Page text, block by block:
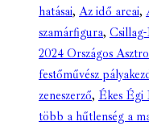
hatásai, Az idő arcai,
szamárfigura,
2024 Országos
festőművész
zeneszerző, Ékes Égi
több a hűtlenség a